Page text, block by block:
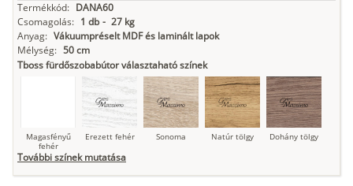
Termékkód: DANA60
Csomagolás: 1 db - 27 kg
Anyag: Vákuumpréselt MDF és laminált lapok
Mélység: 50 cm
Tboss fürdőszobabútor választaható színek
Magasfényű
fehér
Erezett fehér Sonoma Natúr tölgy Dohány tölgy
További színek mutatása